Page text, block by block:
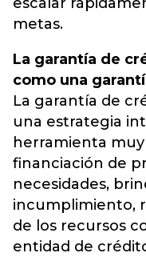
metas.
La garantía de
como una
La garantía de
una estrategia
herramienta
financiación de
necesidades,
incumplimiento,
de los recursos
entidad de